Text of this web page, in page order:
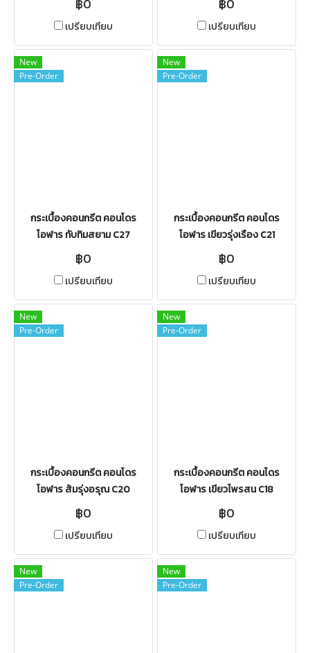
฿0
เปรียบเทียบ
฿0
เปรียบเทียบ
New
Pre-Order
กระเบื้องคอนกรีต คอนโดร
โอฬาร ทับทิมสยาม C27
฿0
เปรียบเทียบ
New
Pre-Order
กระเบื้องคอนกรีต คอนโดร
โอฬาร เขียวรุ่งเรือง C21
฿0
เปรียบเทียบ
New
Pre-Order
กระเบื้องคอนกรีต คอนโดร
โอฬาร ส้มรุ่งอรุณ C20
฿0
เปรียบเทียบ
New
Pre-Order
กระเบื้องคอนกรีต คอนโดร
โอฬาร เขียวไพรสน C18
฿0
เปรียบเทียบ
New
Pre-Order
New
Pre-Order